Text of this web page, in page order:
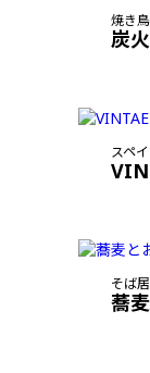
焼き鳥
炭
スペ
そば
蕎